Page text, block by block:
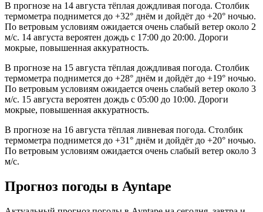
В прогнозе на 14 августа тёплая дождливая погода. Столбик
термометра поднимется до +32° днём и дойдёт до +20° ночью.
По ветровым условиям ожидается очень слабый ветер около 2
м/с. 14 августа вероятен дождь с 17:00 до 20:00. Дороги
мокрые, повышенная аккуратность.
В прогнозе на 15 августа тёплая дождливая погода. Столбик
термометра поднимется до +28° днём и дойдёт до +19° ночью.
По ветровым условиям ожидается очень слабый ветер около 3
м/с. 15 августа вероятен дождь с 05:00 до 10:00. Дороги
мокрые, повышенная аккуратность.
В прогнозе на 16 августа тёплая ливневая погода. Столбик
термометра поднимется до +31° днём и дойдёт до +20° ночью.
По ветровым условиям ожидается очень слабый ветер около 3
м/с.
Прогноз погоды в Ayntapе